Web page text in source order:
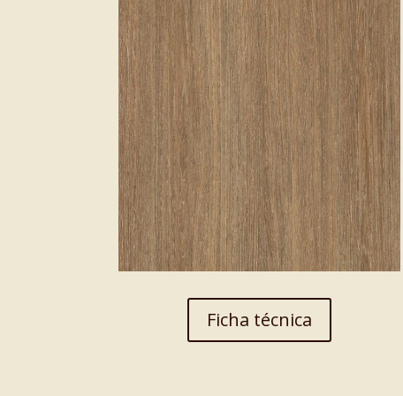
Para lona
Cristal Glass
Traslúcido
Facade Film
Antigraffiti
Cinta de sellado
Ficha técnica